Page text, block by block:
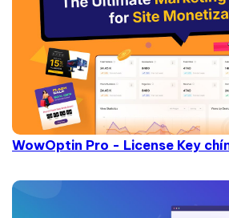
WowOptin Pro - License Key